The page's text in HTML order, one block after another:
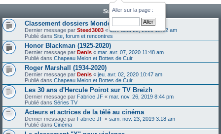
Aller sur la page :
Sujets
Classement dossiers Monde des Avengers
Dernier message par Steed3003 «dim. août 20, 2023 10:12 am
Publié dans Site, forum et rencontres
Honor Blackman (1925-2020)
Dernier message par Denis « mar. avr. 07, 2020 11:48 am
Publié dans Chapeau Melon et Bottes de Cuir
Roger Marshall (1934-2020)
Dernier message par Denis « jeu. avr. 02, 2020 10:47 am
Publié dans Chapeau Melon et Bottes de Cuir
Les 30 ans d'Hercule Poirot sur TV Breizh
Dernier message par Fabrice JF « mar. nov. 26, 2019 8:44 pm
Publié dans Séries TV
Acteurs et actrices de la télé au cinéma
Dernier message par Fabrice JF « sam. nov. 23, 2019 3:18 am
Publié dans Cinéma